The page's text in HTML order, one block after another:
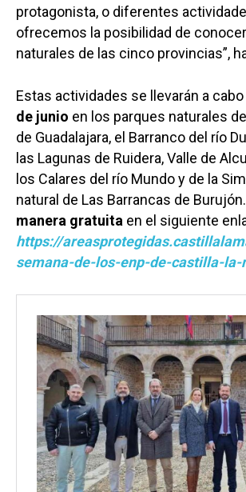
protagonista, o diferentes
ofrecemos la posibilidad de
naturales de las cinco provincias”,
Estas actividades se llevarán a
de junio en los parques naturales
de Guadalajara, el Barranco del río
las Lagunas de Ruidera, Valle de
los Calares del río Mundo y de la
natural de Las Barrancas de
manera gratuita en el siguiente
https://
semana-de-los-enp-de-castilla-la-